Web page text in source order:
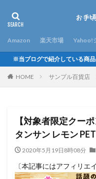
Amazon 楽天市場 Yahoo!
※当ブログで紹介している商
HOME サンプル百貨店
【対象者限定クー
タンサン レモン
2020年5月19日8時08分
〔本記事にはアフィリエ